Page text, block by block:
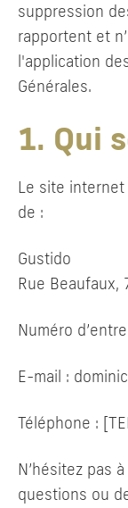
suppression
rapportent et
l'application
Générales.
1. Qui
Le site
de :
Gustido
Rue Beaufaux,
Numéro
E-mail :
Téléphone :
N’hésitez pas
questions ou